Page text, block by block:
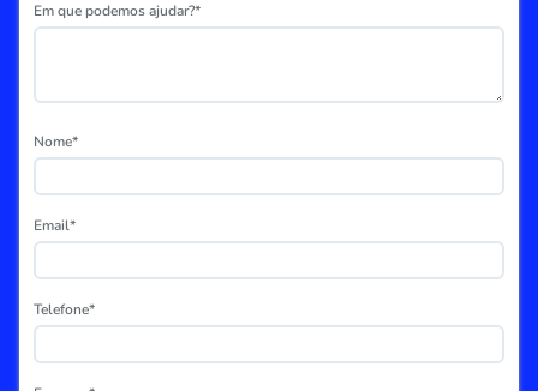
Em que podemos ajudar?*
Nome*
Email*
Telefone*